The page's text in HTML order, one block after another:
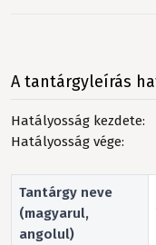
A tantárgyleírás
Hatályosság kezdete:
Hatályosság vége:
Tantárgy neve
(magyarul,
angolul)